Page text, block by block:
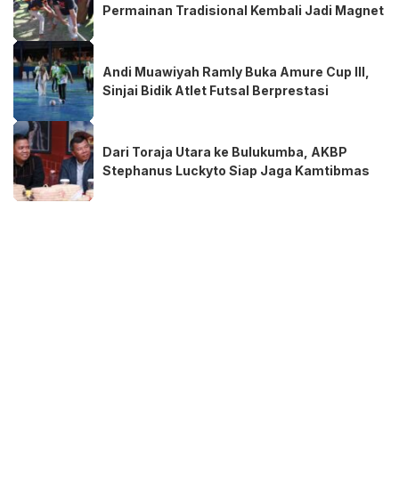
Permainan Tradisional Kembali Jadi Magnet
Andi Muawiyah Ramly Buka Amure Cup III,
Sinjai Bidik Atlet Futsal Berprestasi
Dari Toraja Utara ke Bulukumba, AKBP
Stephanus Luckyto Siap Jaga Kamtibmas